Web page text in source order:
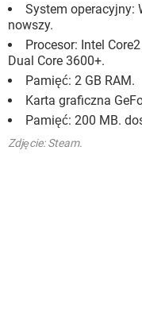
System operacyjny:
nowszy.
Procesor: Intel
Dual Core 3600+.
Pamięć: 2 GB RAM.
Karta graficzna
Pamięć: 200 MB.
Zdjęcie: Steam.